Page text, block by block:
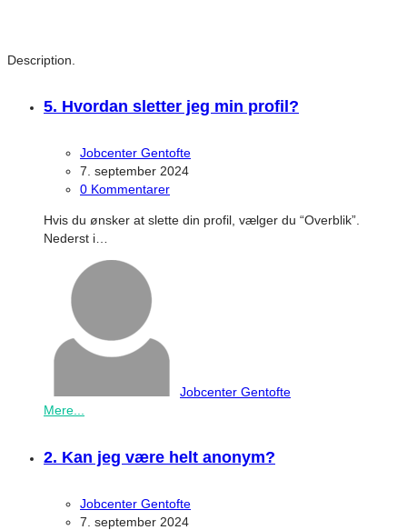
Description.
5. Hvordan sletter jeg min profil?
Jobcenter Gentofte
7. september 2024
0 Kommentarer
Hvis du ønsker at slette din profil, vælger du “Overblik”.
Nederst i…
Jobcenter Gentofte
Mere...
2. Kan jeg være helt anonym?
Jobcenter Gentofte
7. september 2024